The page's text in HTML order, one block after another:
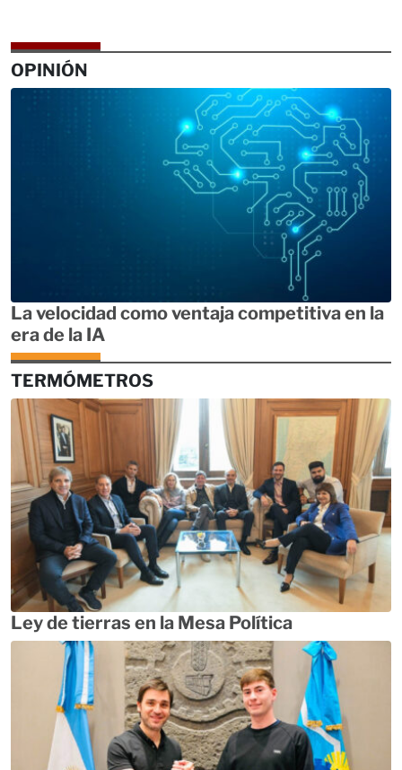
OPINIÓN
La velocidad como ventaja competitiva en la
era de la IA
TERMÓMETROS
Ley de tierras en la Mesa Política